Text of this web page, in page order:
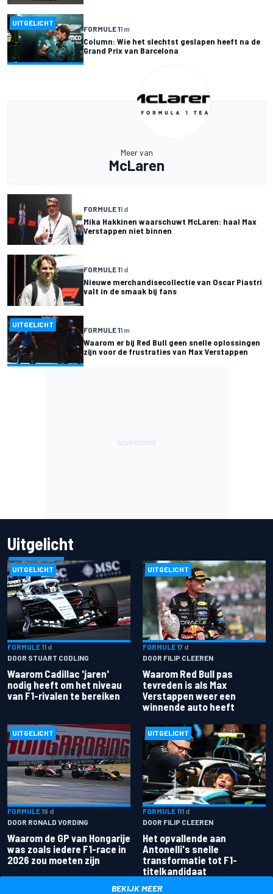
UITGELICHT
FORMULE 11 m
Column: Wie het slechtst geslapen heeft na de
Grand Prix van Barcelona
Meer van
McLaren
FORMULE 11 d
Mika Hakkinen waarschuwt McLaren: haal Max
Verstappen niet binnen
FORMULE 11 d
Nieuwe merchandisecollectie van Oscar Piastri
valt in de smaak bij fans
UITGELICHT
FORMULE 11 m
Waarom er bij Red Bull geen snelle oplossingen
zijn voor de frustraties van Max Verstappen
Uitgelicht
UITGELICHT
FORMULE 11 d
DOOR STUART CODLING
Waarom Cadillac 'jaren'
nodig heeft om het niveau
van F1-rivalen te bereiken
UITGELICHT
FORMULE 17 d
DOOR FILIP CLEEREN
Waarom Red Bull pas
tevreden is als Max
Verstappen weer een
winnende auto heeft
UITGELICHT
FORMULE 19 d
DOOR RONALD VORDING
Waarom de GP van Hongarije
was zoals iedere F1-race in
2026 zou moeten zijn
UITGELICHT
FORMULE 111 d
DOOR FILIP CLEEREN
Het opvallende aan
Antonelli's snelle
transformatie tot F1-
titelkandidaat
BEKIJK MEER